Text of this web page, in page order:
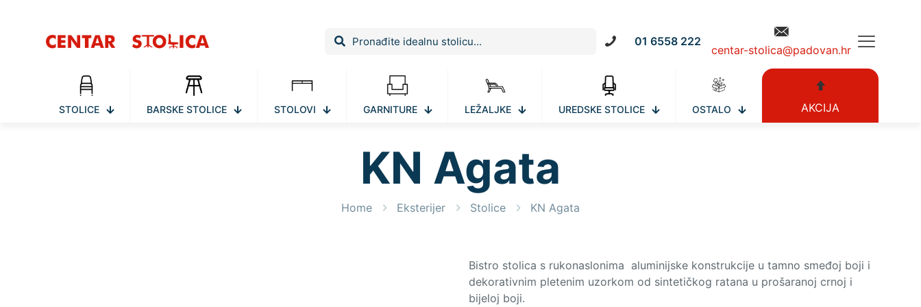
01 6558 222
centar-stolica@padovan.hr
STOLICE BARSKE STOLICE STOLOVI GARNITURE LEŽALJKE UREDSKE STOLICE OSTALO AKCIJA
KN Agata
Home Eksterijer Stolice KN Agata
Bistro stolica s rukonaslonima aluminijske konstrukcije u tamno smeđoj boji i
dekorativnim pletenim uzorkom od sintetičkog ratana u prošaranoj crnoj i
bijeloj boji.